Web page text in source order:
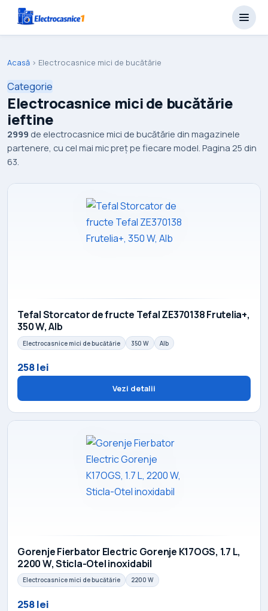
Acasă › Electrocasnice mici de bucătărie
Categorie
Electrocasnice mici de bucătărie
ieftine
2999 de electrocasnice mici de bucătărie din magazinele
partenere, cu cel mai mic preț pe fiecare model. Pagina 25 din
63.
Tefal Storcator de fructe Tefal ZE370138 Frutelia+,
350 W, Alb
Electrocasnice mici de bucătărie 350 W Alb
258 lei
Vezi detalii
Gorenje Fierbator Electric Gorenje K17OGS, 1.7 L,
2200 W, Sticla-Otel inoxidabil
Electrocasnice mici de bucătărie 2200 W
258 lei